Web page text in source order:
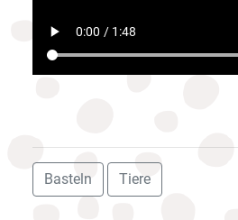
Basteln Tiere